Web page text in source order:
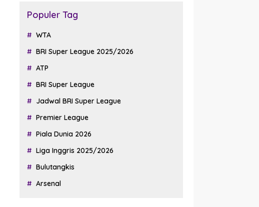
Populer Tag
WTA
BRI Super League 2025/2026
ATP
BRI Super League
Jadwal BRI Super League
Premier League
Piala Dunia 2026
Liga Inggris 2025/2026
Bulutangkis
Arsenal